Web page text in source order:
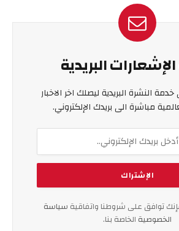
البريدية
النشرة البريدية ليصلك اخر الاخبار
مباشرة الى بريدك الإلكتروني.
توافق على شروطنا واتفاقية سياسة
الخصوصية الخاصة بنا.